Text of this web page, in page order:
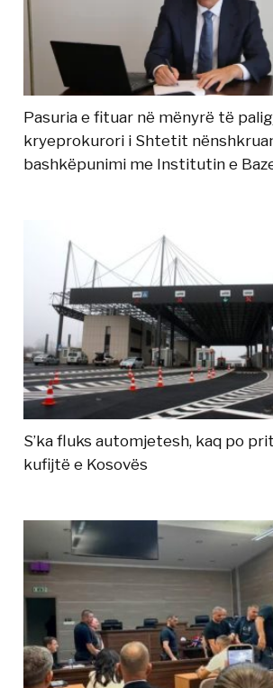
Pasuria e fituar në mënyrë të
kryeprokurori i Shtetit
bashkëpunimi me Institutin e
S’ka fluks automjetesh, kaq po
kufijtë e Kosovës